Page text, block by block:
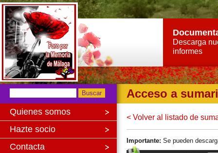
Descarga
informes
Quienes somos
Hazte socio
Contacta
Acceso a
< Volver al listado de
Importante: Se pueden